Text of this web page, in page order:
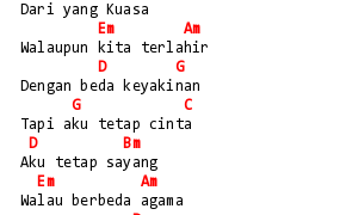
Dari yang Kuasa
Em
Am
Walaupun kita terlahir
D
G
Dengan beda keyakinan
G
C
Tapi aku tetap cinta
D
Bm
Aku tetap sayang
Em
Am
Walau berbeda agama